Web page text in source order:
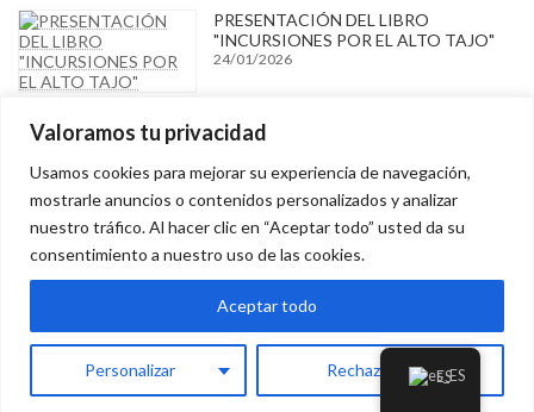
Valoramos tu privacidad
Usamos cookies para mejorar su experiencia de navegación,
mostrarle anuncios o contenidos personalizados y analizar
nuestro tráfico. Al hacer clic en “Aceptar todo” usted da su
consentimiento a nuestro uso de las cookies.
Personalizar Rechazar todo
Aceptar todo
PRESENTACIÓN DEL LIBRO
"INCURSIONES POR EL ALTO TAJO"
24/01/2026
Archivos
Archivos
Copyright © Edutours. Todos los derechos reservados.
VK All in One Expansion Unit
ES